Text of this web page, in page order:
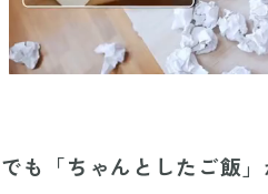
も「ちゃんとしたご飯」